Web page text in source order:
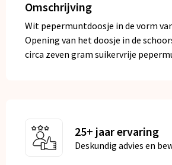
Omschrijving
Wit pepermuntdoosje in de vorm
Opening van het doosje in de
circa zeven gram suikervrije
25+ jaar ervaring
Deskundig advies en